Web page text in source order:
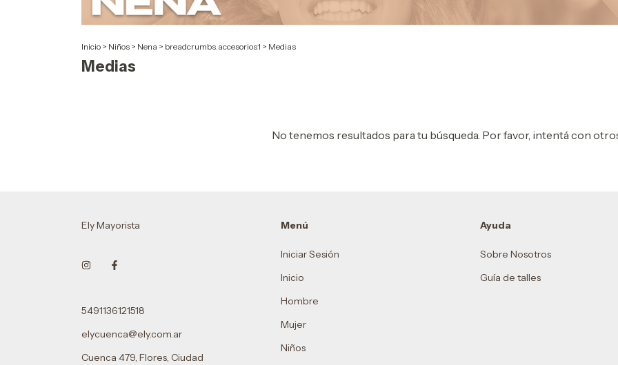
Inicio > Niños > Nena > breadcrumbs.accesorios1 > Medias
Medias
No tenemos resultados para tu búsqueda. Por favor, intentá con
Ely Mayorista
5491136121518
elycuenca@ely.com.ar
Cuenca 479, Flores, Ciudad
Menú
Iniciar Sesión
Inicio
Hombre
Mujer
Niños
Ayuda
Sobre Nosotros
Guía de talles